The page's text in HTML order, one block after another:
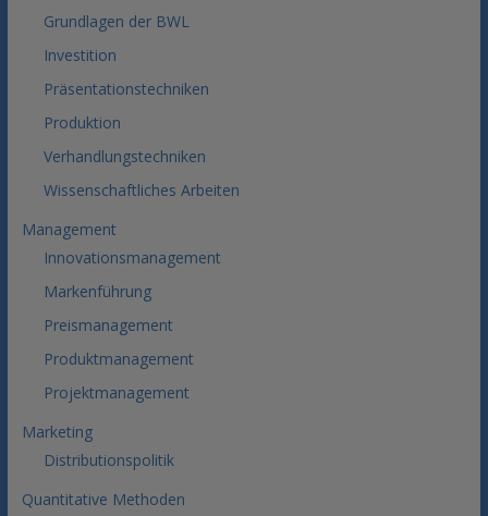
Grundlagen der BWL
Investition
Präsentationstechniken
Produktion
Verhandlungstechniken
Wissenschaftliches Arbeiten
Management
Innovationsmanagement
Markenführung
Preismanagement
Produktmanagement
Projektmanagement
Marketing
Distributionspolitik
Quantitative Methoden